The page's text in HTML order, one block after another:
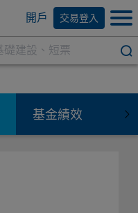
開戶 交易登入
基金績效 資